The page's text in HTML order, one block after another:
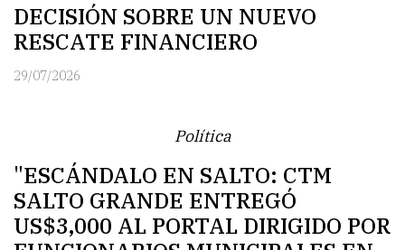
DECISIÓN SOBRE UN NUEVO
RESCATE FINANCIERO
29/07/2026
Política
"ESCÁNDALO EN SALTO: CTM
SALTO GRANDE ENTREGÓ
US$3,000 AL PORTAL DIRIGIDO POR